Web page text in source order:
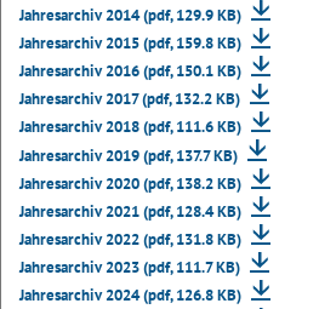
Jahresarchiv 2014 (pdf, 129.9 KB)
Jahresarchiv 2015 (pdf, 159.8 KB)
Jahresarchiv 2016 (pdf, 150.1 KB)
Jahresarchiv 2017 (pdf, 132.2 KB)
Jahresarchiv 2018 (pdf, 111.6 KB)
Jahresarchiv 2019 (pdf, 137.7 KB)
Jahresarchiv 2020 (pdf, 138.2 KB)
Jahresarchiv 2021 (pdf, 128.4 KB)
Jahresarchiv 2022 (pdf, 131.8 KB)
Jahresarchiv 2023 (pdf, 111.7 KB)
Jahresarchiv 2024 (pdf, 126.8 KB)